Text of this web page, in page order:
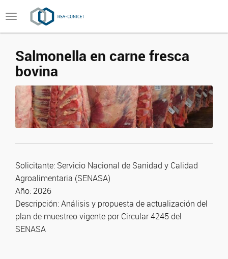
Toggle
navigation
Salmonella en carne fresca
bovina
Solicitante: Servicio Nacional de Sanidad y Calidad
Agroalimentaria (SENASA)
Año: 2026
Descripción: Análisis y propuesta de actualización del
plan de muestreo vigente por Circular 4245 del
SENASA